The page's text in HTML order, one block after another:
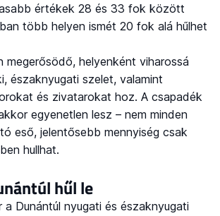
értékek 28 és 33 fok között
több helyen ismét 20 fok alá hűlhet
megerősödő, helyenként viharossá
északnyugati szelet, valamint
és zivatarokat hoz. A csapadék
egyenetlen lesz – nem minden
eső, jelentősebb mennyiség csak
hullhat.
hűl le
a Dunántúl nyugati és északnyugati